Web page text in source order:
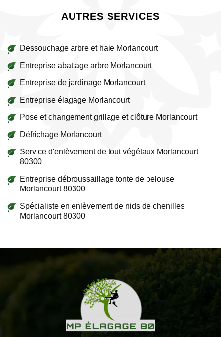
AUTRES SERVICES
Dessouchage arbre et haie Morlancourt
Entreprise abattage arbre Morlancourt
Entreprise de jardinage Morlancourt
Entreprise élagage Morlancourt
Pose et changement grillage et clôture Morlancourt
Défrichage Morlancourt
Service d'enlèvement de tout végétaux Morlancourt
80300
Entreprise débroussaillage tonte de pelouse
Morlancourt 80300
Spécialiste en enlèvement de nids de chenilles
Morlancourt 80300